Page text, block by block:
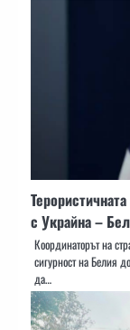
с Украйна –
Координаторът на
сигурност на Белия
да…